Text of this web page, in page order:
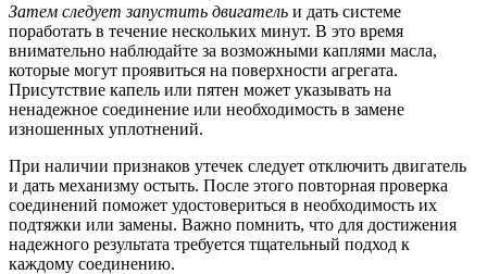
Затем следует запустить двигатель и дать системе
поработать в течение нескольких минут. В это время
внимательно наблюдайте за возможными каплями масла,
которые могут проявиться на поверхности агрегата.
Присутствие капель или пятен может указывать на
ненадежное соединение или необходимость в замене
изношенных уплотнений.
При наличии признаков утечек следует отключить двигатель
и дать механизму остыть. После этого повторная проверка
соединений поможет удостовериться в необходимость их
подтяжки или замены. Важно помнить, что для достижения
надежного результата требуется тщательный подход к
каждому соединению.